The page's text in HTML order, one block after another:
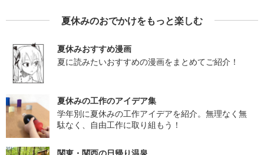
夏休みのおでかけをもっと楽しむ
夏休みおすすめ漫画
夏に読みたいおすすめの漫画をまとめてご紹介！
夏休みの工作のアイデア集
学年別に夏休みの工作アイデアを紹介。無理なく無
駄なく、自由工作に取り組もう！